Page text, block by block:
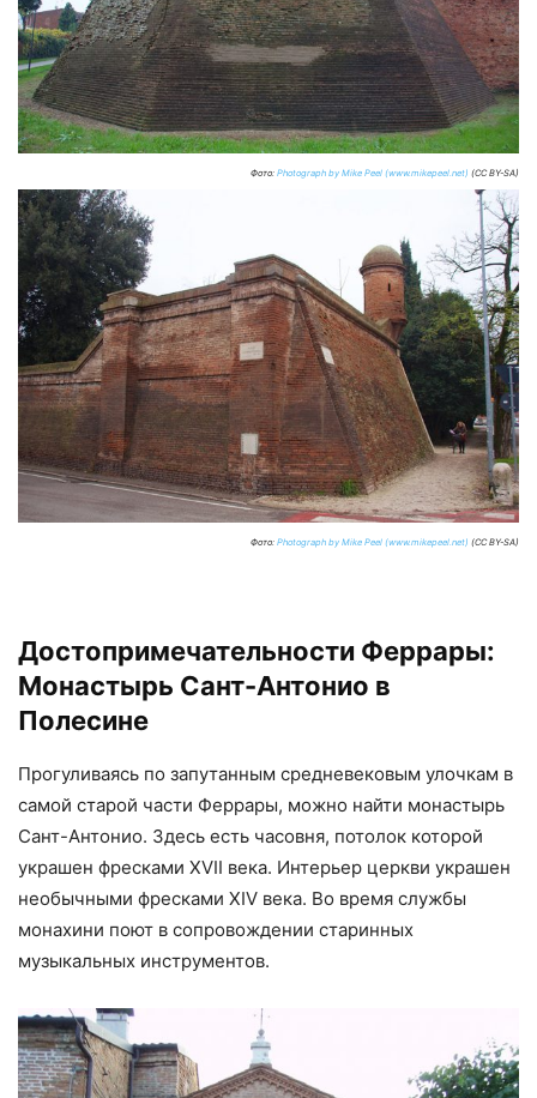
Фото: Photograph by Mike Peel (www.mikepeel.net) (CC BY-SA)
Фото: Photograph by Mike Peel (www.mikepeel.net) (CC BY-SA)
Достопримечательности Феррары:
Монастырь Сант-Антонио в
Полесине
Прогуливаясь по запутанным средневековым улочкам в
самой старой части Феррары, можно найти монастырь
Сант-Антонио. Здесь есть часовня, потолок которой
украшен фресками XVII века. Интерьер церкви украшен
необычными фресками XIV века. Во время службы
монахини поют в сопровождении старинных
музыкальных инструментов.